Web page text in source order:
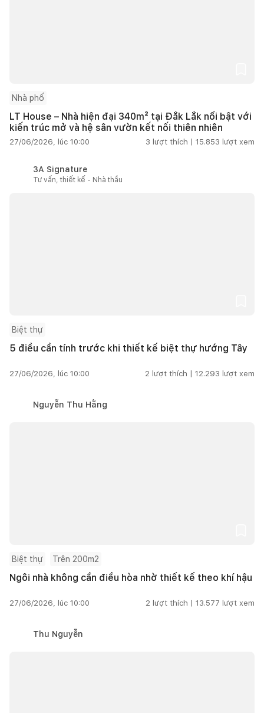
Nhà phố
LT House – Nhà hiện đại 340m² tại Đắk Lắk nổi bật với
kiến trúc mở và hệ sân vườn kết nối thiên nhiên
27/06/2026, lúc 10:00 3 lượt thích | 15.853 lượt xem
3A Signature
Tư vấn, thiết kế - Nhà thầu
Biệt thự
5 điều cần tính trước khi thiết kế biệt thự hướng Tây
27/06/2026, lúc 10:00 2 lượt thích | 12.293 lượt xem
Nguyễn Thu Hằng
Biệt thự Trên 200m2
Ngôi nhà không cần điều hòa nhờ thiết kế theo khí hậu
27/06/2026, lúc 10:00 2 lượt thích | 13.577 lượt xem
Thu Nguyễn